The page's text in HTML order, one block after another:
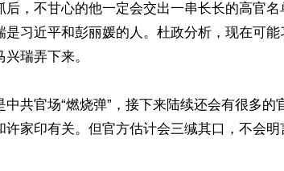
后，不甘心的他一定会交出一串长长的高官
是习近平和彭丽媛的人。杜政分析，现在可
瑞弄下来。
共官场“燃烧弹”，接下来陆续还会有很多的
家印有关。但官方估计会三缄其口，不会明